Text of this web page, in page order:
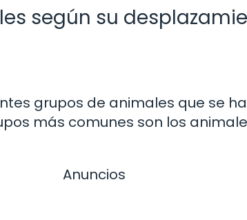
según su
grupos de animales que se
más comunes son los
Anuncios